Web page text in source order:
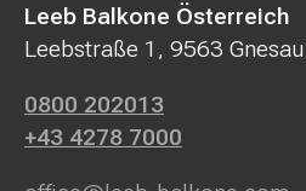
Leeb Balkone Österreich
Leebstraße 1, 9563 Gnesau
0800 202013
+43 4278 7000